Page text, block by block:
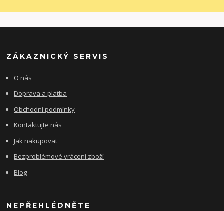
ZÁKAZNICKÝ SERVIS
O nás
Doprava a platba
Obchodní podmínky
Kontaktujte nás
Jak nakupovat
Bezproblémové vrácení zboží
Blog
NEPŘEHLÉDNĚTE